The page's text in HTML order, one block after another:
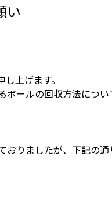
い
上げます。
ールの回収方法につ
りましたが、下記の